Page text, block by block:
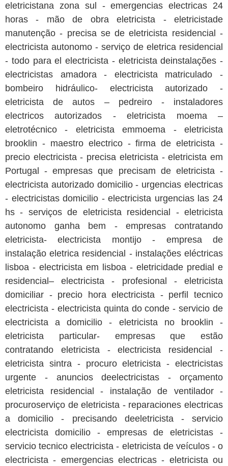
eletricistana zona sul - emergencias electricas 24
horas - mão de obra eletricista - eletricistade
manutenção - precisa se de eletricista residencial -
electricista autonomo - serviço de eletrica residencial
- todo para el electricista - eletricista deinstalações -
electricistas amadora - electricista matriculado -
bombeiro hidráulico- electricista autorizado -
eletricista de autos – pedreiro - instaladores
electricos autorizados - eletricista moema –
eletrotécnico - eletricista emmoema - eletricista
brooklin - maestro electrico - firma de eletricista -
precio electricista - precisa eletricista - eletricista em
Portugal - empresas que precisam de eletricista -
electricista autorizado domicilio - urgencias electricas
- electricistas domicilio - electricista urgencias las 24
hs - serviços de eletricista residencial - eletricista
autonomo ganha bem - empresas contratando
eletricista- electricista montijo - empresa de
instalação eletrica residencial - instalações eléctricas
lisboa - electricista em lisboa - eletricidade predial e
residencial– electricista - profesional - eletricista
domiciliar - precio hora electricista - perfil tecnico
electricista - electricista quinta do conde - servicio de
electricista a domicilio - eletricista no brooklin -
eletricista particular- empresas que estão
contratando eletricista - electricista residencial -
eletricista sintra - procuro eletricista - electricistas
urgente - anuncios deelectricistas - orçamento
eletricista residencial - instalação de ventilador -
procuroserviço de eletricista - reparaciones electricas
a domicilio - precisando deeletricista - servicio
electricista domicilio - empresas de eletricistas -
servicio tecnico electricista - eletricista de veículos - o
electricista - emergencias electricas - eletricista ou